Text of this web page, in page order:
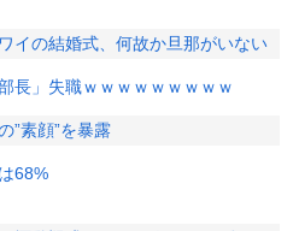
イの結婚式、何故か旦那がいない
長」失職ｗｗｗｗｗｗｗｗｗ
”素顔”を暴露
68%